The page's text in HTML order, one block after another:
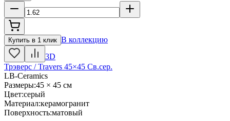
Купить в 1 клик В коллекцию
3D
Трэверс / Travers 45×45 Св.сер.
LB-Ceramics
Размеры:45 × 45 см
Цвет:серый
Материал:керамогранит
Поверхность:матовый